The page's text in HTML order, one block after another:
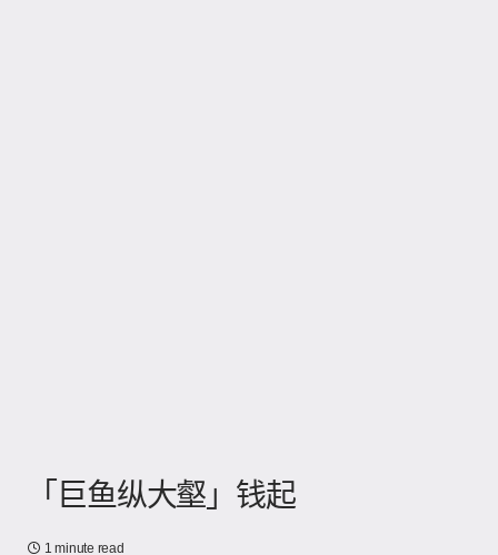
「巨鱼纵大壑」钱起
1 minute read